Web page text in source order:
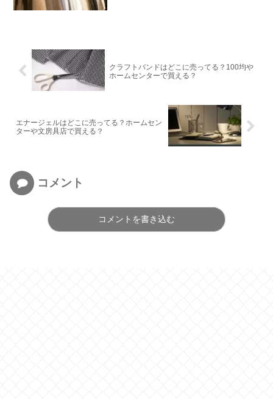
クラフトバンドはどこに売ってる？100均や
ホームセンターで買える？
エナージェルはどこに売ってる？ホームセン
ターや文房具店で買える？
コメント
コメントを書き込む